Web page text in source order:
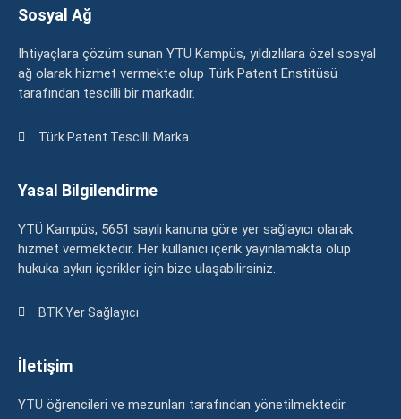
Sosyal Ağ
İhtiyaçlara çözüm sunan YTÜ Kampüs, yıldızlılara özel sosyal
ağ olarak hizmet vermekte olup Türk Patent Enstitüsü
tarafından tescilli bir markadır.
Türk Patent Tescilli Marka
Yasal Bilgilendirme
YTÜ Kampüs, 5651 sayılı kanuna göre yer sağlayıcı olarak
hizmet vermektedir. Her kullanıcı içerik yayınlamakta olup
hukuka aykırı içerikler için bize ulaşabilirsiniz.
BTK Yer Sağlayıcı
İletişim
YTÜ öğrencileri ve mezunları tarafından yönetilmektedir.